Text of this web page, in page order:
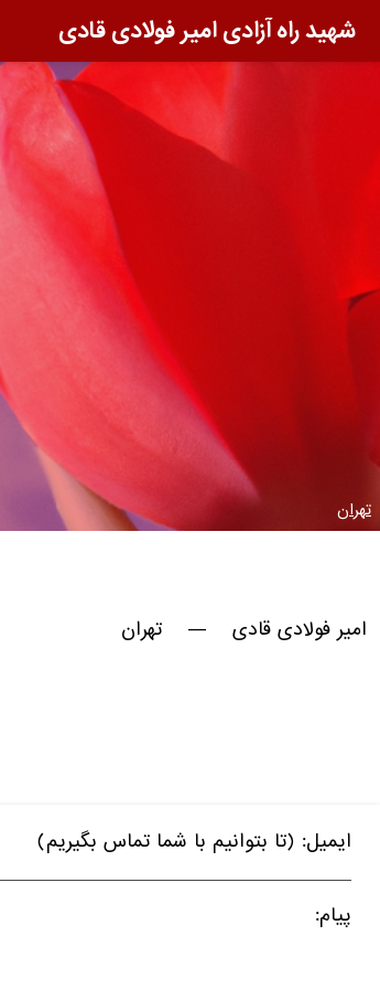
شهید راه آزادی امیر فولادی قادی
تهران
امیر فولادی قادی — تهران
ایمیل: (تا بتوانیم با شما تماس بگیریم)
پیام: